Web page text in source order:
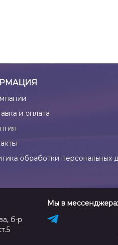
и оплата
обработки персональных
б-р
Мы в